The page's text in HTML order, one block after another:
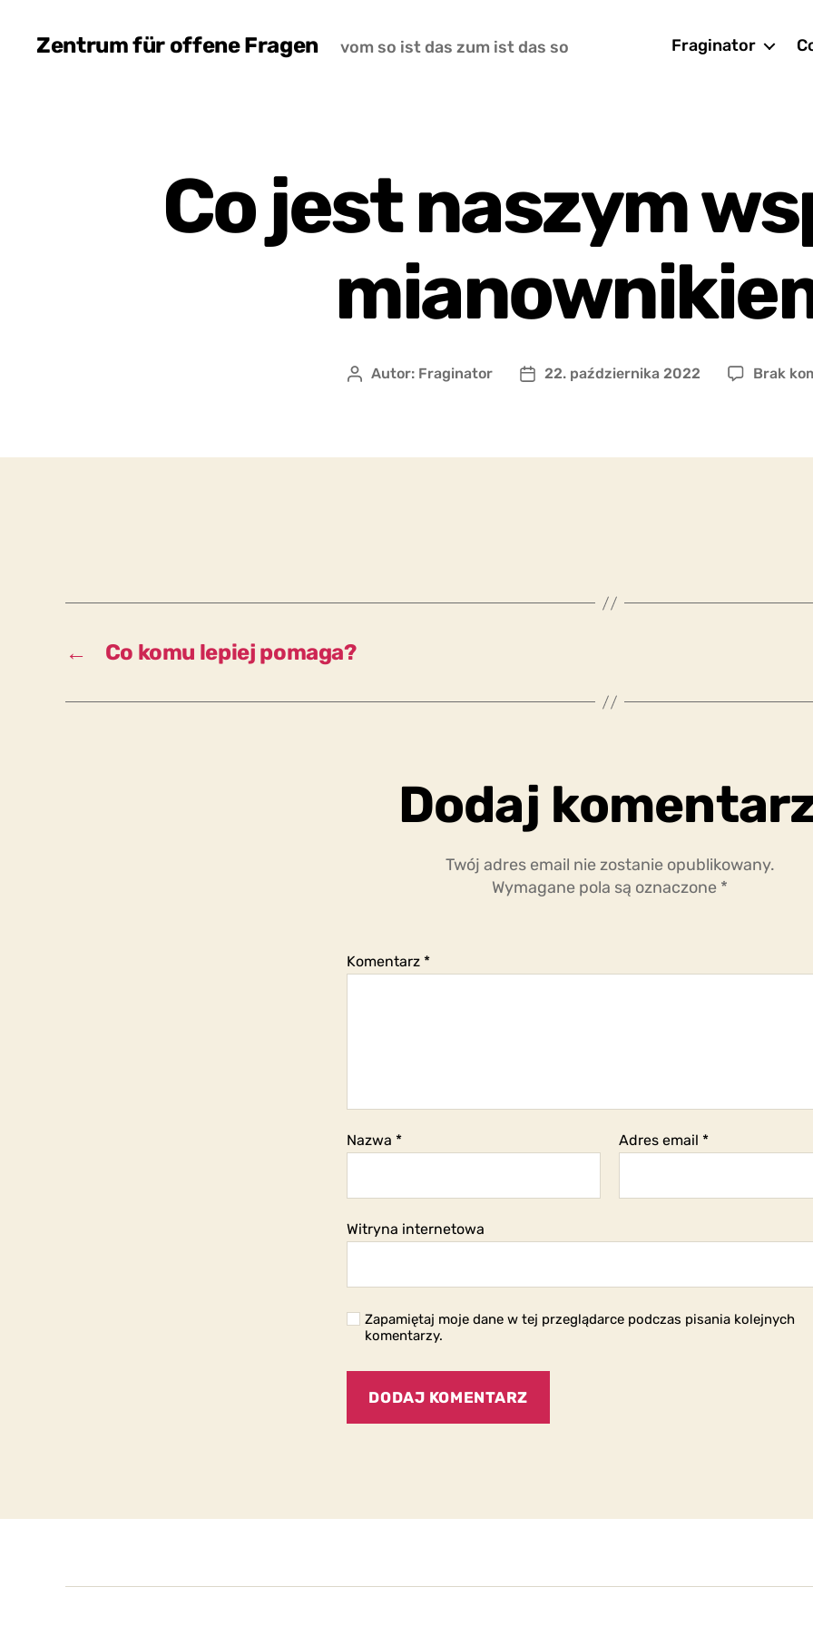
Zentrum für offene Fragen vom so ist das zum ist das so Fraginator
Co jest naszym
Autor
Autor: Fraginator
Data22. października 2022 Brak
← Co komu lepiej pomaga?
Dodaj
Twój adres email nie zostanie opublikowany.
Wymagane pola są oznaczone *
Komentarz *
Nazwa * Adres email *
Witryna internetowa
Zapamiętaj moje dane w tej przeglądarce podczas pisania kolejnych
komentarzy.